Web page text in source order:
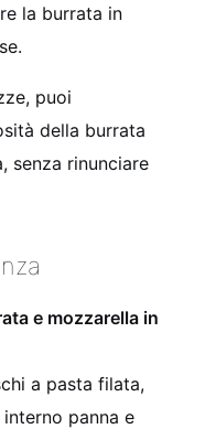
la burrata in
puoi
della burrata
senza rinunciare
e mozzarella in
a pasta filata,
panna e